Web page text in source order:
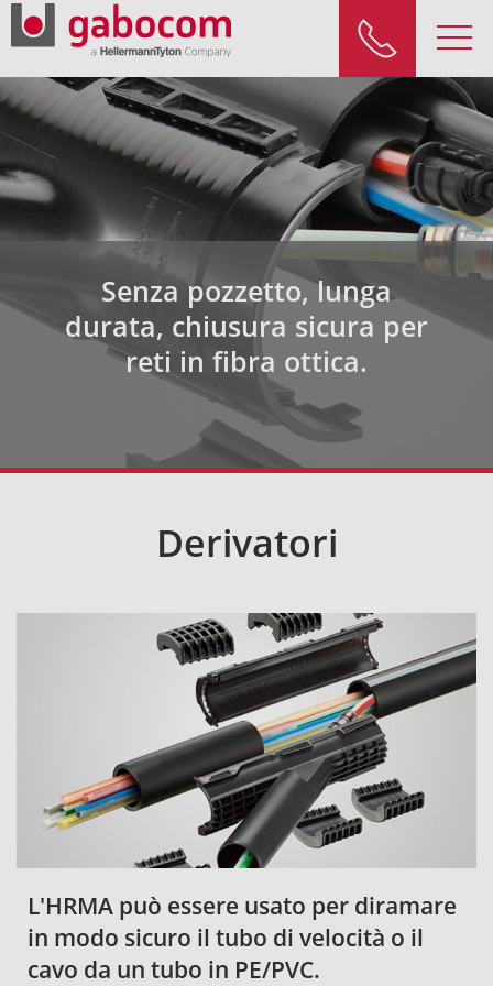
Senza pozzetto, lunga
durata, chiusura sicura per
reti in fibra ottica.
Derivatori
L'HRMA può essere usato per diramare
in modo sicuro il tubo di velocità o il
cavo da un tubo in PE/PVC.